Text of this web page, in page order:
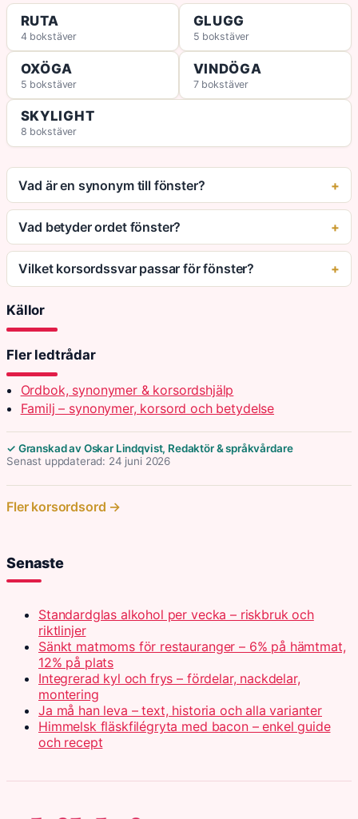
RUTA
4 bokstäver
GLUGG
5 bokstäver
OXÖGA
5 bokstäver
VINDÖGA
7 bokstäver
SKYLIGHT
8 bokstäver
Vad är en synonym till fönster?
Vad betyder ordet fönster?
Vilket korsordssvar passar för fönster?
Källor
Fler ledtrådar
Ordbok, synonymer & korsordshjälp
Familj – synonymer, korsord och betydelse
✓ Granskad av Oskar Lindqvist, Redaktör & språkvårdare
Senast uppdaterad: 24 juni 2026
Fler korsordsord →
Senaste
Standardglas alkohol per vecka – riskbruk och
riktlinjer
Sänkt matmoms för restauranger – 6% på hämtmat,
12% på plats
Integrerad kyl och frys – fördelar, nackdelar,
montering
Ja må han leva – text, historia och alla varianter
Himmelsk fläskfilégryta med bacon – enkel guide
och recept